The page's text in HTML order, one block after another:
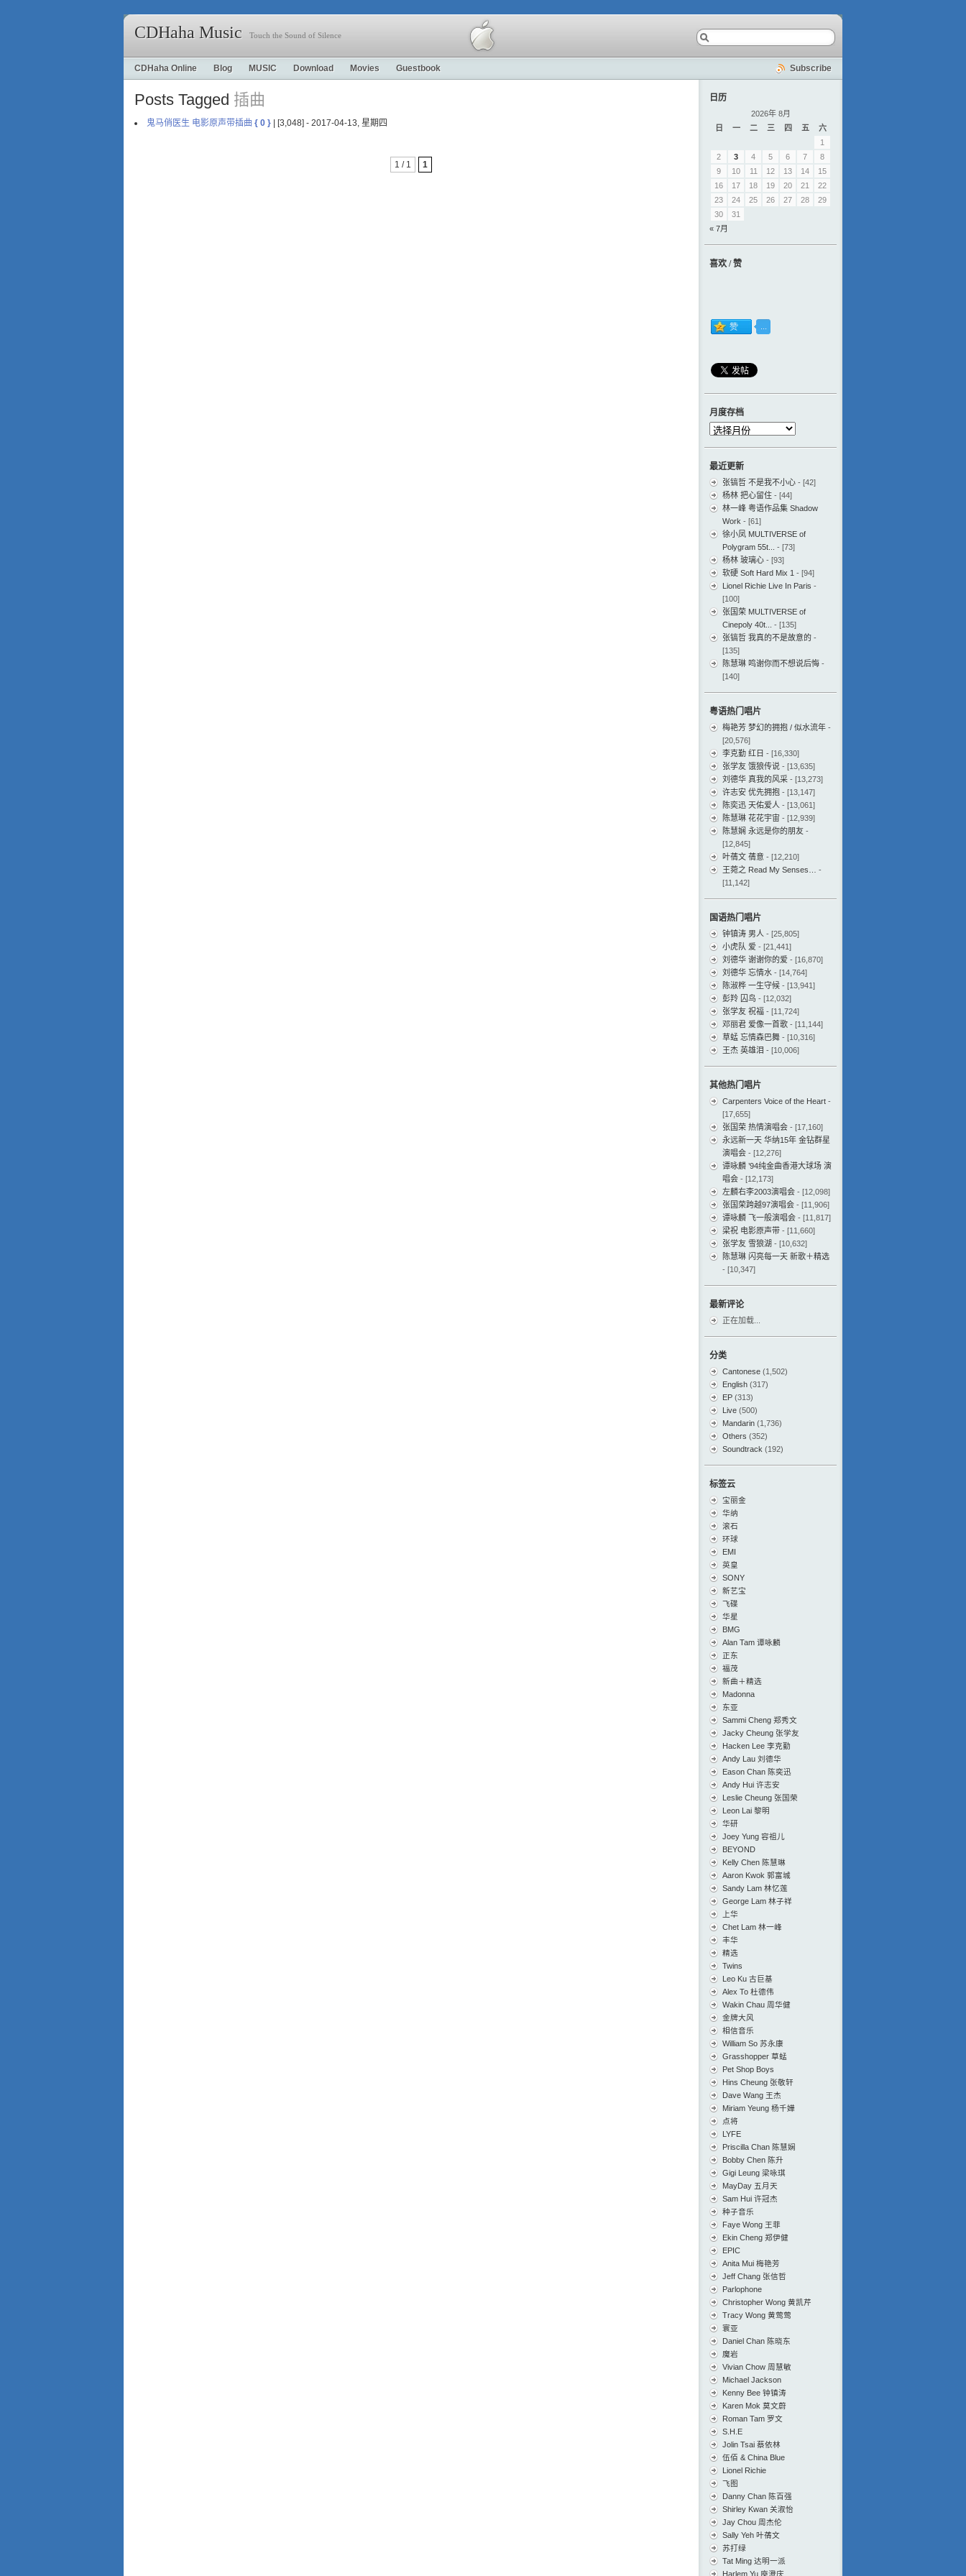
CDHaha Music Touch the Sound of Silence
CDHaha Online Blog MUSIC Download Movies Guestbook Subscribe
Posts Tagged 插曲
鬼马俏医生 电影原声带插曲 { 0 } | [3,048] - 2017-04-13, 星期四
1 / 1 1
日历
2026年 8月
日
一 二 三 四 五
六
1
2
3 4 5 6 7
8
9
10 11 12 13 14
15
16
17 18 19 20 21
22
23
24 25 26 27 28
29
30
31
« 7月
喜欢 / 赞
月度存档
月
档
最近更新
张镐哲 不是我不小心 - [42]
杨林 把心留住 - [44]
林一峰 粤语作品集 Shadow
Work - [61]
徐小凤 MULTIVERSE of
Polygram 55t...
- [73]
杨林 玻璃心 - [93]
软硬 Soft Hard Mix 1 - [94]
Lionel Richie Live In Paris -
[100]
张国荣 MULTIVERSE of
Cinepoly 40t...
- [135]
张镐哲 我真的不是故意的 -
[135]
陈慧琳 鸣谢你而不想说后悔 -
[140]
粤语热门唱片
梅艳芳 梦幻的拥抱 / 似水流年 -
[20,576]
李克勤 红日 - [16,330]
张学友 饿狼传说 - [13,635]
刘德华 真我的风采 - [13,273]
许志安 优先拥抱 - [13,147]
陈奕迅 天佑爱人 - [13,061]
陈慧琳 花花宇宙 - [12,939]
陈慧娴 永远是你的朋友 -
[12,845]
叶蒨文 蒨意 - [12,210]
王菀之 Read My Senses…
-
[11,142]
国语热门唱片
钟镇涛 男人 - [25,805]
小虎队 爱 - [21,441]
刘德华 谢谢你的爱 - [16,870]
刘德华 忘情水 - [14,764]
陈淑桦 一生守候 - [13,941]
彭羚 囚鸟 - [12,032]
张学友 祝福 - [11,724]
邓丽君 爱像一首歌 - [11,144]
草蜢 忘情森巴舞 - [10,316]
王杰 英雄泪 - [10,006]
其他热门唱片
Carpenters Voice of the Heart -
[17,655]
张国荣 热情演唱会 - [17,160]
永远新一天 华纳15年 金钻群星
演唱会 - [12,276]
谭咏麟 ’94纯金曲香港大球场 演
唱会 - [12,173]
左麟右李2003演唱会 - [12,098]
张国荣跨越97演唱会 - [11,906]
谭咏麟 飞一般演唱会 - [11,817]
梁祝 电影原声带 - [11,660]
张学友 雪狼湖 - [10,632]
陈慧琳 闪亮每一天 新歌＋精选
- [10,347]
最新评论
正在加载...
分类
Cantonese (1,502)
English (317)
EP (313)
Live (500)
Mandarin (1,736)
Others (352)
Soundtrack (192)
标签云
宝丽金
华纳
滚石
环球
EMI
英皇
SONY
新艺宝
飞碟
华星
BMG
Alan Tam 谭咏麟
正东
福茂
新曲＋精选
Madonna
东亚
Sammi Cheng 郑秀文
Jacky Cheung 张学友
Hacken Lee 李克勤
Andy Lau 刘德华
Eason Chan 陈奕迅
Andy Hui 许志安
Leslie Cheung 张国荣
Leon Lai 黎明
华研
Joey Yung 容祖儿
BEYOND
Kelly Chen 陈慧琳
Aaron Kwok 郭富城
Sandy Lam 林忆莲
George Lam 林子祥
上华
Chet Lam 林一峰
丰华
精选
Twins
Leo Ku 古巨基
Alex To 杜德伟
Wakin Chau 周华健
金牌大风
相信音乐
William So 苏永康
Grasshopper 草蜢
Pet Shop Boys
Hins Cheung 张敬轩
Dave Wang 王杰
Miriam Yeung 杨千嬅
点将
LYFE
Priscilla Chan 陈慧娴
Bobby Chen 陈升
Gigi Leung 梁咏琪
MayDay 五月天
Sam Hui 许冠杰
种子音乐
Faye Wong 王菲
Ekin Cheng 郑伊健
EPIC
Anita Mui 梅艳芳
Jeff Chang 张信哲
Parlophone
Christopher Wong 黄凯芹
Tracy Wong 黄莺莺
寰亚
Daniel Chan 陈晓东
魔岩
Vivian Chow 周慧敏
Michael Jackson
Kenny Bee 钟镇涛
Karen Mok 莫文蔚
Roman Tam 罗文
S.H.E
Jolin Tsai 蔡依林
伍佰 & China Blue
Lionel Richie
飞图
Danny Chan 陈百强
Shirley Kwan 关淑怡
Jay Chou 周杰伦
Sally Yeh 叶蒨文
苏打绿
Tat Ming 达明一派
Harlem Yu 庾澄庆